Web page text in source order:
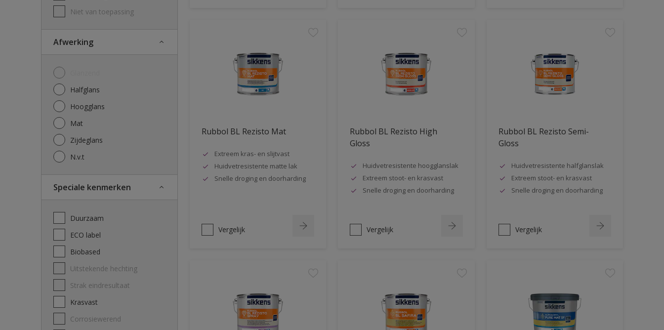
Niet van toepassing
Afwerking
Halfglans
Hoogglans
Mat
Zijdeglans
N.v.t
Speciale kenmerken
Duurzaam
ECO label
Biobased
Uitstekende hechting
Strak eindresultaat
Krasvast
Corrosiewerend
Rubbol BL Rezisto Mat
Extreem kras- en slijtvast
Huidvetresistente matte lak
Snelle droging en doorharding
Vergelijk
Rubbol BL Rezisto High
Gloss
Huidvetresistente hoogglanslak
Extreem stoot- en krasvast
Snelle droging en doorharding
Vergelijk
Rubbol BL Rezisto Semi-
Gloss
Huidvetresistente halfglanslak
Extreem stoot- en krasvast
Snelle droging en doorharding
Vergelijk